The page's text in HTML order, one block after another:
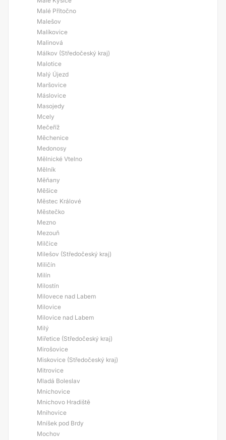
Malé Přítočno
Malešov
Malíkovice
Malinová
Málkov (Středočeský kraj)
Malotice
Malý Újezd
Maršovice
Máslovice
Masojedy
Mcely
Mečeříž
Měchenice
Medonosy
Mělnické Vtelno
Mělník
Měňany
Měšice
Městec Králové
Městečko
Mezno
Mezouň
Milčice
Milešov (Středočeský kraj)
Miličín
Milín
Milostín
Milovece nad Labem
Milovice
Milovice nad Labem
Milý
Miřetice (Středočeský kraj)
Mirošovice
Miskovice (Středočeský kraj)
Mitrovice
Mladá Boleslav
Mnichovice
Mnichovo Hradiště
Mnihovice
Mníšek pod Brdy
Mochov